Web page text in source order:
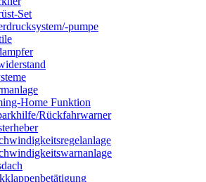
Set
pumpe
Home Funktion
Rückfahrwarner